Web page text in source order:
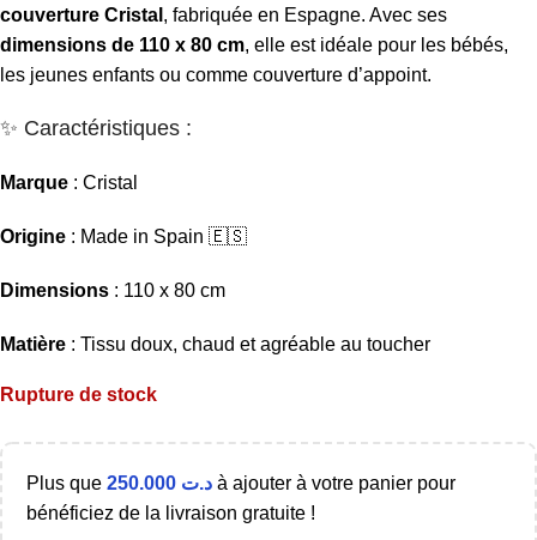
couverture Cristal , fabriquée en Espagne. Avec ses
dimensions de 110 x 80 cm, elle est idéale pour les bébés,
les jeunes enfants ou comme couverture d’appoint.
✨ Caractéristiques :
Marque : Cristal
Origine : Made in Spain 🇪🇸
Dimensions : 110 x 80 cm
Matière : Tissu doux, chaud et agréable au toucher
Rupture de stock
Plus que د.ت à ajouter à votre panier pour
bénéficiez de la livraison gratuite !